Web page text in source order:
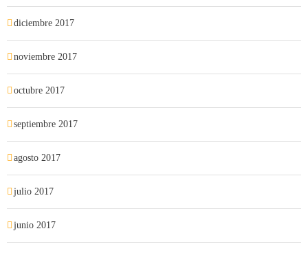
diciembre 2017
noviembre 2017
octubre 2017
septiembre 2017
agosto 2017
julio 2017
junio 2017